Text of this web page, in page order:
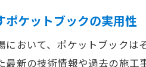
ポケットブックの実用性
において、ポケットブック
最新の技術情報や過去の施